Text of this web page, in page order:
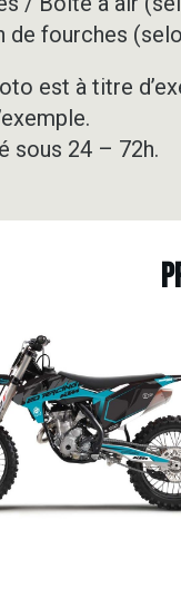
de fourches
est à titre
sous 24 – 72h.